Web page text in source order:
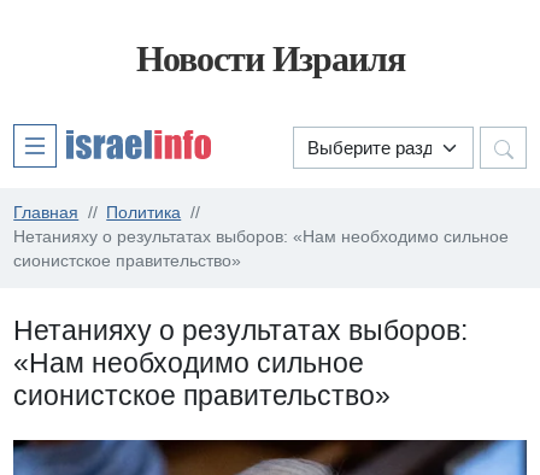
Новости Израиля
Главная
Политика
Нетанияху о результатах выборов: «Нам необходимо сильное
сионистское правительство»
Нетанияху о результатах выборов:
«Нам необходимо сильное
сионистское правительство»